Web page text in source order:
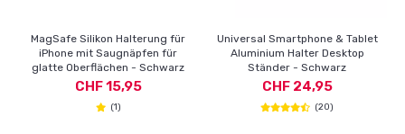
MagSafe Silikon Halterung für
iPhone mit Saugnäpfen für
glatte Oberflächen - Schwarz
CHF 15,95
(1)
Universal Smartphone & Tablet
Aluminium Halter Desktop
Ständer - Schwarz
CHF 24,95
(20)